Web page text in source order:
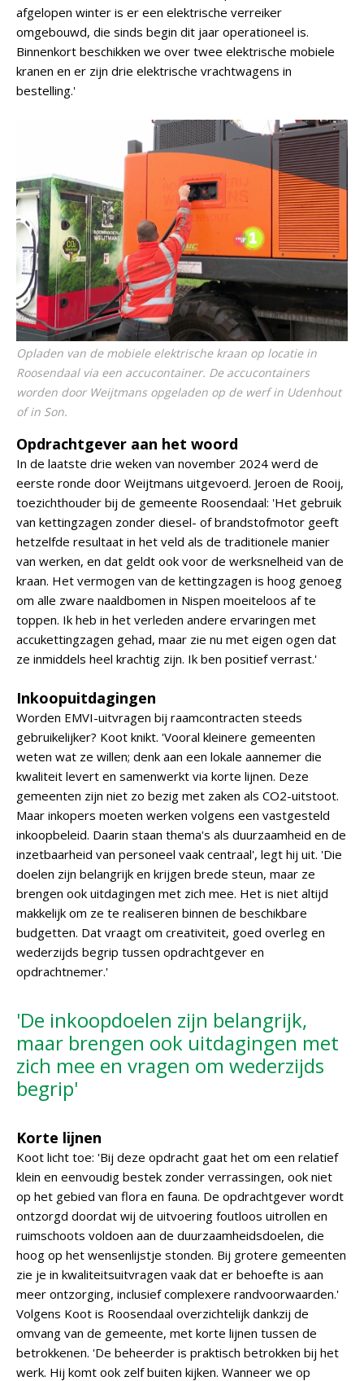
afgelopen winter is er een elektrische verreiker
omgebouwd, die sinds begin dit jaar operationeel is.
Binnenkort beschikken we over twee elektrische mobiele
kranen en er zijn drie elektrische vrachtwagens in
bestelling.'
Opladen van de mobiele elektrische kraan op locatie in
Roosendaal via een accucontainer. De accucontainers
worden door Weijtmans opgeladen op de werf in Udenhout
of in Son.
Opdrachtgever aan het woord
In de laatste drie weken van november 2024 werd de
eerste ronde door Weijtmans uitgevoerd. Jeroen de Rooij,
toezichthouder bij de gemeente Roosendaal: 'Het gebruik
van kettingzagen zonder diesel- of brandstofmotor geeft
hetzelfde resultaat in het veld als de traditionele manier
van werken, en dat geldt ook voor de werksnelheid van de
kraan. Het vermogen van de kettingzagen is hoog genoeg
om alle zware naaldbomen in Nispen moeiteloos af te
toppen. Ik heb in het verleden andere ervaringen met
accukettingzagen gehad, maar zie nu met eigen ogen dat
ze inmiddels heel krachtig zijn. Ik ben positief verrast.'
Inkoopuitdagingen
Worden EMVI-uitvragen bij raamcontracten steeds
gebruikelijker? Koot knikt. 'Vooral kleinere gemeenten
weten wat ze willen; denk aan een lokale aannemer die
kwaliteit levert en samenwerkt via korte lijnen. Deze
gemeenten zijn niet zo bezig met zaken als CO2-uitstoot.
Maar inkopers moeten werken volgens een vastgesteld
inkoopbeleid. Daarin staan thema's als duurzaamheid en de
inzetbaarheid van personeel vaak centraal', legt hij uit. 'Die
doelen zijn belangrijk en krijgen brede steun, maar ze
brengen ook uitdagingen met zich mee. Het is niet altijd
makkelijk om ze te realiseren binnen de beschikbare
budgetten. Dat vraagt om creativiteit, goed overleg en
wederzijds begrip tussen opdrachtgever en
opdrachtnemer.'
'De inkoopdoelen zijn belangrijk,
maar brengen ook uitdagingen met
zich mee en vragen om wederzijds
begrip'
Korte lijnen
Koot licht toe: 'Bij deze opdracht gaat het om een relatief
klein en eenvoudig bestek zonder verrassingen, ook niet
op het gebied van flora en fauna. De opdrachtgever wordt
ontzorgd doordat wij de uitvoering foutloos uitrollen en
ruimschoots voldoen aan de duurzaamheidsdoelen, die
hoog op het wensenlijstje stonden. Bij grotere gemeenten
zie je in kwaliteitsuitvragen vaak dat er behoefte is aan
meer ontzorging, inclusief complexere randvoorwaarden.'
Volgens Koot is Roosendaal overzichtelijk dankzij de
omvang van de gemeente, met korte lijnen tussen de
betrokkenen. 'De beheerder is praktisch betrokken bij het
werk. Hij komt ook zelf buiten kijken. Wanneer we op